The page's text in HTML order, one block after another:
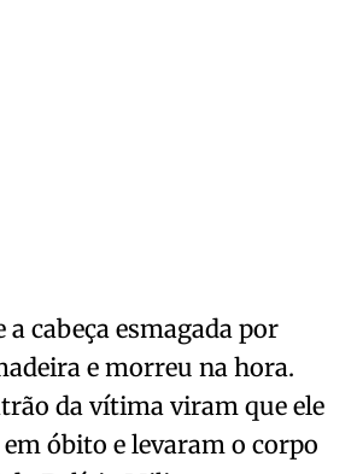
a cabeça esmagada por
e morreu na hora.
da vítima viram que ele
óbito e levaram o corpo